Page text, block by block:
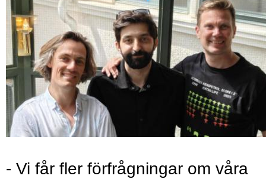
- Vi får fler förfrågningar om våra